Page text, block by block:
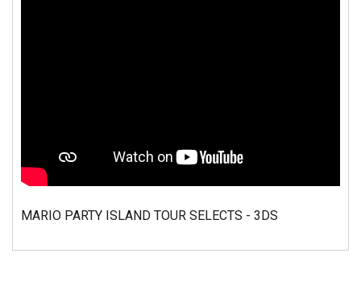
MARIO PARTY ISLAND TOUR SELECTS - 3DS